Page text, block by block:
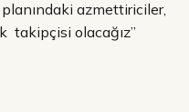
planındaki azmettiriciler,
takipçisi olacağız”